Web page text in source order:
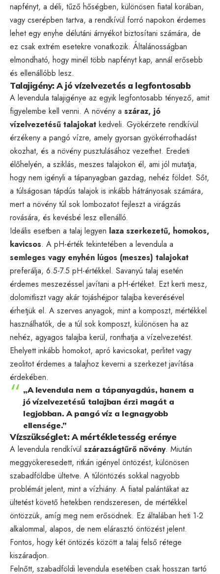
napfényt, a déli, tűző hőségben, különösen fiatal korában,
vagy cserépben tartva, a rendkívül forró napokon érdemes
lehet egy enyhe délutáni árnyékot biztosítani számára, de
ez csak extrém esetekre vonatkozik. Általánosságban
elmondható, hogy minél több napfényt kap, annál erősebb
és ellenállóbb lesz.
Talajigény: A jó vízelvezetés a legfontosabb
A levendula talajigénye az egyik legfontosabb tényező, amit
figyelembe kell venni. A növény a száraz, jó
vízelvezetésű talajokat kedveli. Gyökérzete rendkívül
érzékeny a pangó vízre, amely gyorsan gyökérrothadást
okozhat, és a növény pusztulásához vezethet. Eredeti
élőhelyén, a sziklás, meszes talajokon él, ami jól mutatja,
hogy nem igényli a tápanyagban gazdag, nehéz földet. Sőt,
a túlságosan tápdús talajok is inkább hátrányosak számára,
mert a növény túl sok lombozatot fejleszt a virágzás
rovására, és kevésbé lesz ellenálló.
Ideális esetben a talaj legyen laza szerkezetű, homokos,
kavicsos. A pH-érték tekintetében a levendula a
semleges vagy enyhén lúgos (meszes) talajokat
preferálja, 6.5-7.5 pH-értékkel. Savanyú talaj esetén
érdemes meszezéssel javítani a pH-értéket. Ezt kerti mesz,
dolomitliszt vagy akár tojáshéjpor talajba keverésével
érhetjük el. A szerves anyagok, mint a komposzt, mértékkel
használhatók, de a túl sok komposzt, különösen ha az
nehéz, agyagos talajba kerül, ronthatja a vízelvezetést.
Ehelyett inkább homokot, apró kavicsokat, perlitet vagy
zeolitot érdemes a talajhoz keverni a szerkezet javítása
érdekében.
„A levendula nem a tápanyagdús, hanem a
jó vízelvezetésű talajban érzi magát a
legjobban. A pangó víz a legnagyobb
ellensége.”
Vízszükséglet: A mértékletesség erénye
A levendula rendkívül szárazságtűrő növény. Miután
meggyökeresedett, ritkán igényel öntözést, különösen
szabadföldbe ültetve. A túlöntözés sokkal nagyobb
problémát jelent, mint a vízhiány. A fiatal palántákat az
ültetést követő hetekben rendszeresen, de mértékkel
öntözzük, amíg meg nem erősödnek. Ez általában heti 1-2
alkalommal, alapos, de nem elárasztó öntözést jelent.
Fontos, hogy két öntözés között a talaj felső rétege
kiszáradjon.
Felnőtt, szabadföldi levendula esetében csak hosszan tartó